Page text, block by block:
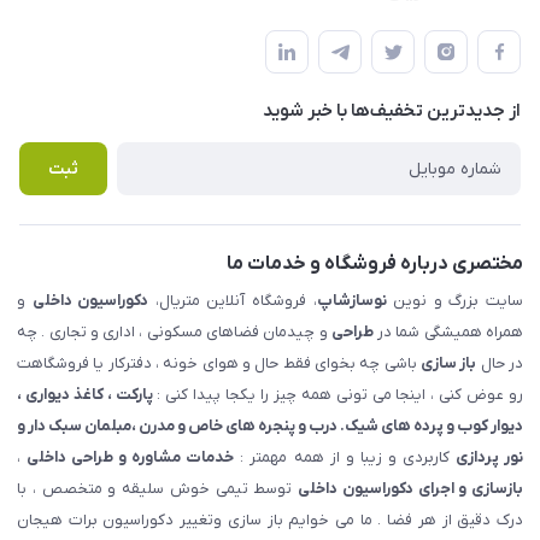
املاک مدنی - نوساز شاپ
لیست محصولات
درباره ما
قوانین و مقررات
حریم خصوصی
راهنما
پرسش های متداول
از جدید‌ترین تخفیف‌ها با‌ خبر شوید
ثبت
مختصری درباره فروشگاه و خدمات ما
سایت بزرگ و نویننوسازشاپ، فروشگاه آنلاین متریال، دکوراسیون داخلی و
همراه همیشگی شما درطراحی و چیدمان فضاهای مسکونی ، اداری و تجاری . چه
در حال باز سازی باشی چه بخوای فقط حال و هوای خونه ، دفترکار یا فروشگاهت
رو عوض کنی ، اینجا می تونی همه چیز را یکجا پیدا کنی :پارکت ، کاغذ دیواری ،
دیوار کوب و پرده های شیک. درب و پنجره های خاص و مدرن ،مبلمان سبک دار و
نور پردازی کاربردی و زیبا و از همه مهمتر : خدمات مشاوره و طراحی داخلی ،
بازسازی و اجرای دکوراسیون داخلی توسط تیمی خوش سلیقه و متخصص ، با
درک دقیق از هر فضا . ما می خوایم باز سازی وتغییر دکوراسیون برات هیجان